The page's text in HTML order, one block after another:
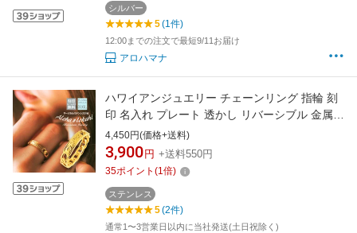
刻印 apd1039sv
シルバー
5(1件)
12:00までの注文で最短9/11お届け
アロハマナ
ハワイアンジュエリー チェーンリング 指輪 刻
印 名入れ プレート 透かし リバーシブル 金属ア
レルギー対応 結婚指輪 マリッジリング 大人 シ
ンプル アクセサリー つけっぱなし 錆びない ア
ロハロカヒ ブランド 【誕生日記念日】 父の日
4,450円(価格+送料)
3,900 円 +送料550円
35ポイント (1倍)
ステンレス
5(2件)
通常1〜3営業日以内に当社発送(土日祝除く)